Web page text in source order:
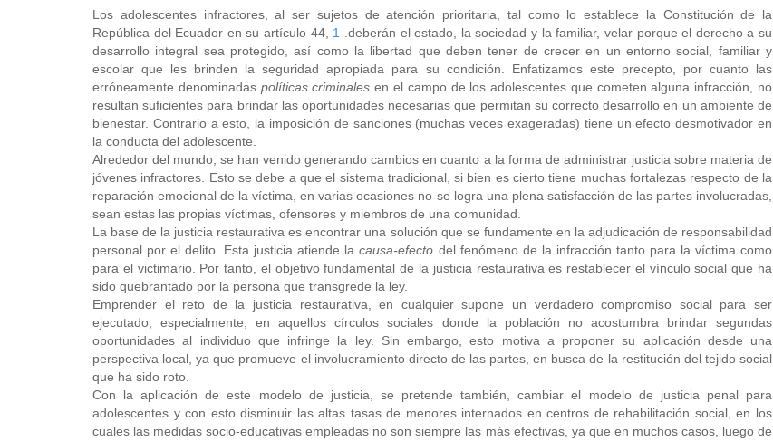
Los adolescentes infractores, al ser sujetos de atención prioritaria, tal como lo establece la Constitución de la
República del Ecuador en su artículo 44, 1
.deberán el estado, la sociedad y la familiar, velar porque el derecho a su
desarrollo integral sea protegido, así como la libertad que deben tener de crecer en un entorno social, familiar y
escolar que les brinden la seguridad apropiada para su condición. Enfatizamos este precepto, por cuanto las
erróneamente denominadas políticas criminales en el campo de los adolescentes que cometen alguna infracción, no
resultan suficientes para brindar las oportunidades necesarias que permitan su correcto desarrollo en un ambiente de
bienestar. Contrario a esto, la imposición de sanciones (muchas veces exageradas) tiene un efecto desmotivador en
la conducta del adolescente.
Alrededor del mundo, se han venido generando cambios en cuanto a la forma de administrar justicia sobre materia de
jóvenes infractores. Esto se debe a que el sistema tradicional, si bien es cierto tiene muchas fortalezas respecto de la
reparación emocional de la víctima, en varias ocasiones no se logra una plena satisfacción de las partes involucradas,
sean estas las propias víctimas, ofensores y miembros de una comunidad.
La base de la justicia restaurativa es encontrar una solución que se fundamente en la adjudicación de responsabilidad
personal por el delito. Esta justicia atiende lacausa-efecto del fenómeno de la infracción tanto para la víctima como
para el victimario. Por tanto, el objetivo fundamental de la justicia restaurativa es restablecer el vínculo social que ha
sido quebrantado por la persona que transgrede la ley.
Emprender el reto de la justicia restaurativa, en cualquier supone un verdadero compromiso social para ser
ejecutado, especialmente, en aquellos círculos sociales donde la población no acostumbra brindar segundas
oportunidades al individuo que infringe la ley. Sin embargo, esto motiva a proponer su aplicación desde una
perspectiva local, ya que promueve el involucramiento directo de las partes, en busca de la restitución del tejido social
que ha sido roto.
Con la aplicación de este modelo de justicia, se pretende también, cambiar el modelo de justicia penal para
adolescentes y con esto disminuir las altas tasas de menores internados en centros de rehabilitación social, en los
cuales las medidas socio-educativas empleadas no son siempre las más efectivas, ya que en muchos casos, luego de